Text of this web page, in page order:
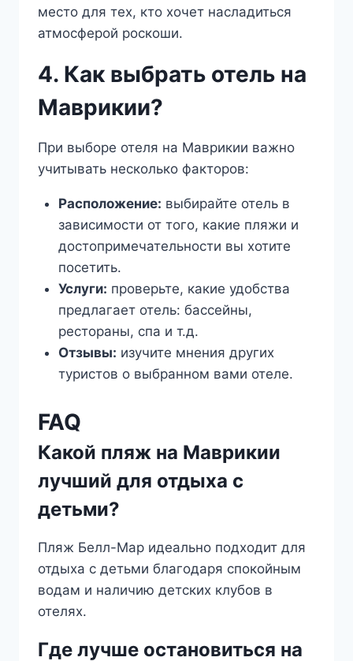
место для тех, кто хочет насладиться
атмосферой роскоши.
4. Как выбрать отель на
Маврикии?
При выборе отеля на Маврикии важно
учитывать несколько факторов:
Расположение: выбирайте отель в
зависимости от того, какие пляжи и
достопримечательности вы хотите
посетить.
Услуги: проверьте, какие удобства
предлагает отель: бассейны,
рестораны, спа и т.д.
Отзывы: изучите мнения других
туристов о выбранном вами отеле.
FAQ
Какой пляж на Маврикии
лучший для отдыха с
детьми?
Пляж Белл-Мар идеально подходит для
отдыха с детьми благодаря спокойным
водам и наличию детских клубов в
отелях.
Где лучше остановиться на